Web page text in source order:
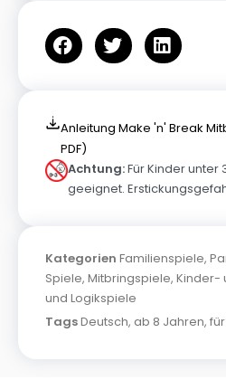
Anleitung Make 'n' Break
PDF)
Achtung:Für Kinder unter
geeignet.
Kategorien Familienspiele,
Spiele, Mitbringspiele, Kinder-
und Logikspiele
TagsDeutsch, ab 8 Jahren,